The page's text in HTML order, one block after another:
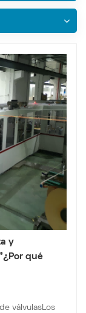
y
qué
válvulasLos